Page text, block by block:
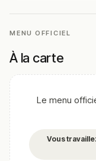
emporter.
Cadre &
L’ambiance est
clients.
MENU OFFICIEL
À la carte
Le menu
Vous